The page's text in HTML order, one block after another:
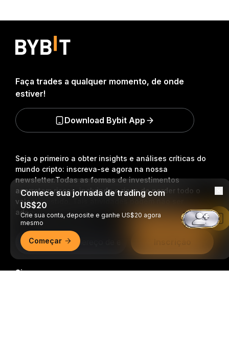
Seja o primeiro a obter insights e análises críticas do
mundo cripto: inscreva-se agora na nossa
newsletter.Todas as formas de investimentos
acarretam riscos, incluindo o risco de perder todo o
valor investido. Tais atividades podem não ser
adequadas para todos.
Siga-nos
Faça trades a qualquer momento, de onde
estiver!
Download Bybit App
Comece sua jornada de trading com
US$20
Crie sua conta, deposite e ganhe US$20 agora
mesmo
Começar
Leia no app da Bybit